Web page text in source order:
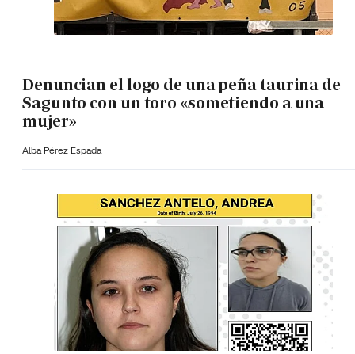
Denuncian el logo de una peña taurina de
Sagunto con un toro «sometiendo a una
mujer»
Alba Pérez Espada